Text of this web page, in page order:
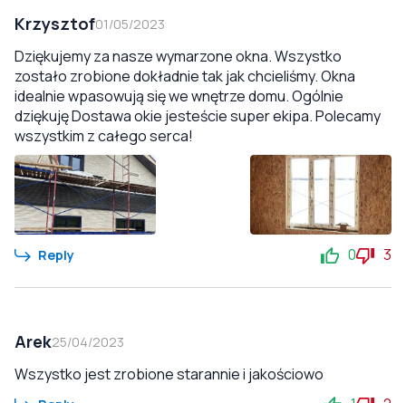
Krzysztof01/05/2023
Dziękujemy za nasze wymarzone okna. Wszystko
zostało zrobione dokładnie tak jak chcieliśmy. Okna
idealnie wpasowują się we wnętrze domu. Ogólnie
dziękuję Dostawa okie jesteście super ekipa. Polecamy
wszystkim z całego serca!
Reply 0 3
Arek25/04/2023
Wszystko jest zrobione starannie i jakościowo